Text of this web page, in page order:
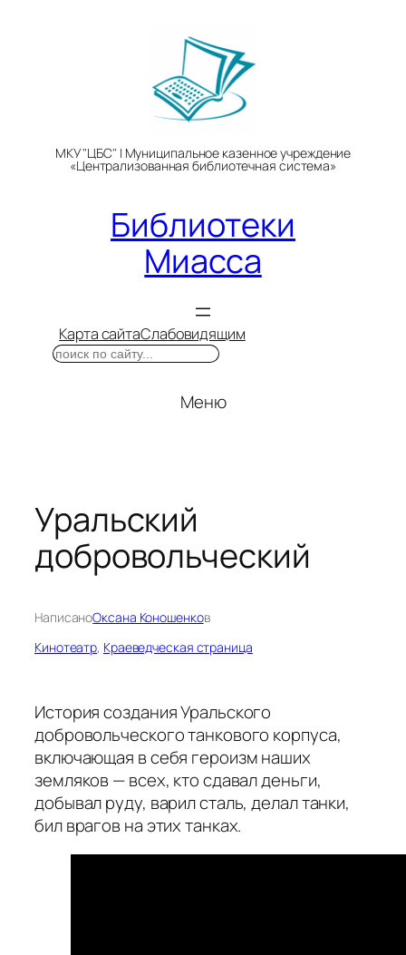
МКУ "ЦБС" | Муниципальное казенное учреждение
«Централизованная библиотечная система»
Библиотеки
Миасса
Карта сайтаСлабовидящим
Поиск
Меню
Уральский
добровольческий
НаписаноОксана Коношенков
Кинотеатр, Краеведческая страница
История создания Уральского
добровольческого танкового корпуса,
включающая в себя героизм наших
земляков — всех, кто сдавал деньги,
добывал руду, варил сталь, делал танки,
бил врагов на этих танках.